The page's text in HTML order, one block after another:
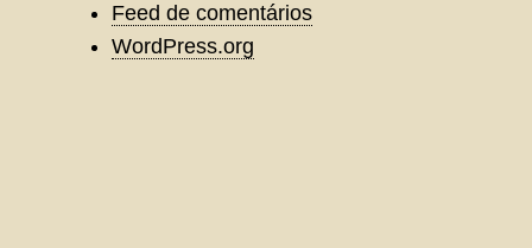
Feed de comentários
WordPress.org